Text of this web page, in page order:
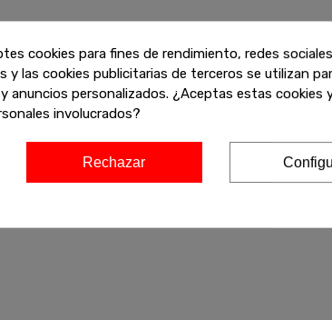
cookies para fines de rendimiento, redes
y las cookies publicitarias de terceros se utilizan
anuncios personalizados. ¿Aceptas estas cookies
involucrados?
Rechazar